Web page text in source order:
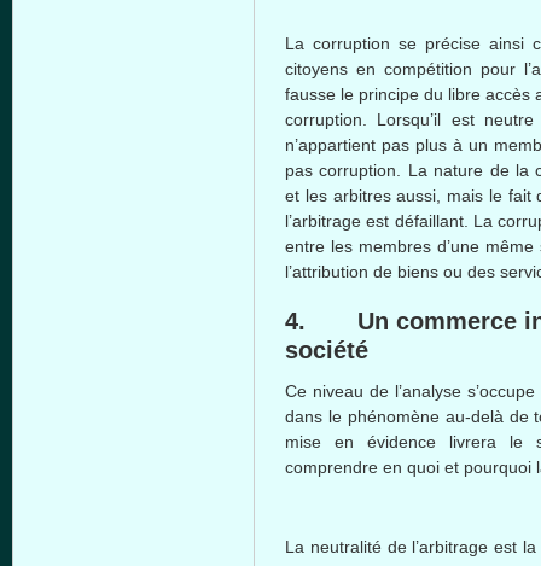
La corruption se précise ainsi
citoyens en compétition pour
fausse le principe du libre accès
corruption. Lorsqu’il est neutre
n’appartient pas plus à un
pas corruption. La nature de la
et les arbitres aussi mais le fait
l’arbitrage est défaillant. La
entre les membres d’une même
l’attribution de biens ou des
4. Un commerce
société
Ce niveau de l’analyse s’occupe
dans le phénomène au-delà de
mise en évidence livrera le
comprendre en quoi et pourquoi
La neutralitéde l’arbitrage est la